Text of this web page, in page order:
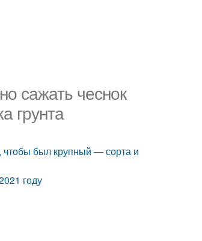
сажать чеснок
грунта
чтобы был крупный — сорта и
году